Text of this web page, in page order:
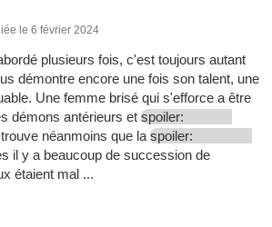
le 6 février 2024
plusieurs fois, c'est toujours autant
démontre encore une fois son talent, une
Une femme brisé qui s'efforce a être
démons antérieurs et spoiler:
néanmoins que la spoiler:
il y a beaucoup de succession de
étaient mal ...